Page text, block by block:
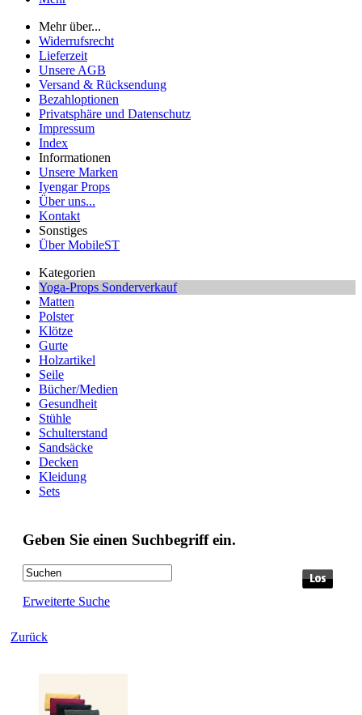
Mehr über...
Widerrufsrecht
Lieferzeit
Unsere AGB
Versand & Rücksendung
Bezahloptionen
Privatsphäre und Datenschutz
Impressum
Index
Informationen
Unsere Marken
Iyengar Props
Über uns...
Kontakt
Sonstiges
Über MobileST
Kategorien
Yoga-Props Sonderverkauf
Matten
Polster
Klötze
Gurte
Holzartikel
Seile
Bücher/Medien
Gesundheit
Stühle
Schulterstand
Sandsäcke
Decken
Kleidung
Sets
Geben Sie einen Suchbegriff ein.
Erweiterte Suche
Zurück